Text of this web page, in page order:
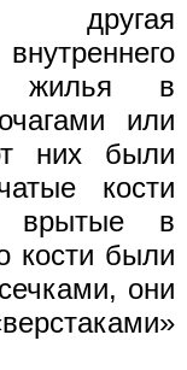
другая
жилья в
или
них были
кости
врытые в
кости были
они